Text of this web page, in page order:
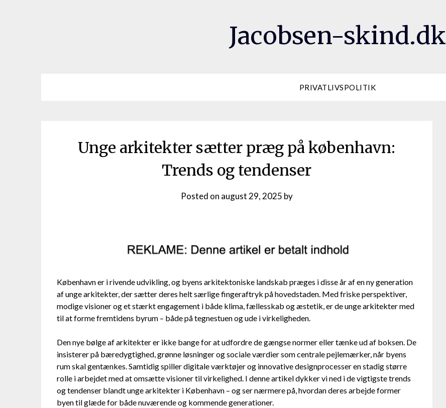
Jacobsen-skind.dk
PRIVATLIVSPOLITIK
Unge arkitekter sætter præg på københavn:
Trends og tendenser
Posted on august 29, 2025 by
København er i rivende udvikling, og byens arkitektoniske landskab præges i disse år af en ny generation
af unge arkitekter, der sætter deres helt særlige fingeraftryk på hovedstaden. Med friske perspektiver,
modige visioner og et stærkt engagement i både klima, fællesskab og æstetik, er de unge arkitekter med
til at forme fremtidens byrum – både på tegnestuen og ude i virkeligheden.
Den nye bølge af arkitekter er ikke bange for at udfordre de gængse normer eller tænke ud af boksen. De
insisterer på bæredygtighed, grønne løsninger og sociale værdier som centrale pejlemærker, når byens
rum skal gentænkes. Samtidig spiller digitale værktøjer og innovative designprocesser en stadig større
rolle i arbejdet med at omsætte visioner til virkelighed. I denne artikel dykker vi ned i de vigtigste trends
og tendenser blandt unge arkitekter i København – og ser nærmere på, hvordan deres arbejde former
byen til glæde for både nuværende og kommende generationer.